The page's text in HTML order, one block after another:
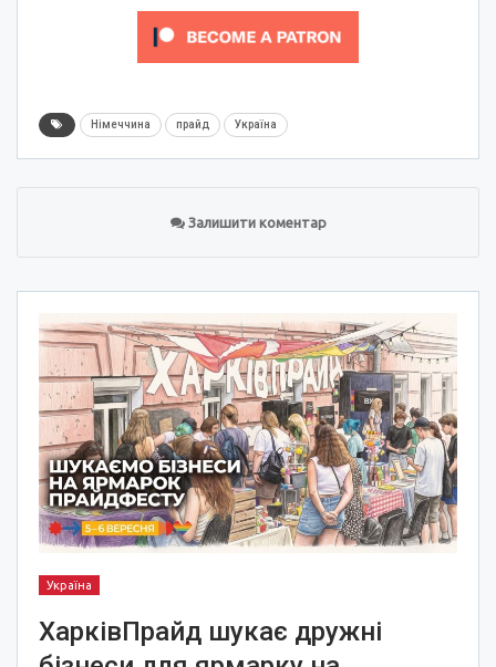
Німеччина прайд Україна
Залишити коментар
Україна
ХарківПрайд шукає дружні